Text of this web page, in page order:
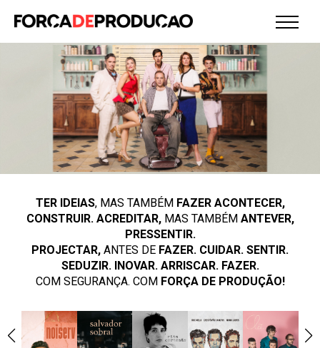
PURA LOUCURA
A PARTIR DE 9 SETEMBRO NO TEATRO MARIA MATOS
TER IDEIAS, MAS TAMBÉM FAZER ACONTECER,
CONSTRUIR. ACREDITAR,MAS TAMBÉM ANTEVER,
PRESSENTIR.
PROJECTAR, ANTES DE FAZER. CUIDAR. SENTIR.
SEDUZIR. INOVAR. ARRISCAR. FAZER.
COM SEGURANÇA. COM FORÇA DE PRODUÇÃO!